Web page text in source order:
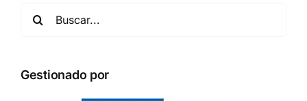
Gestionado por